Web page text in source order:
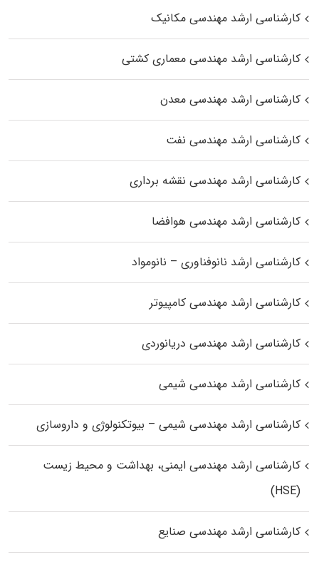
کارشناسی ارشد مهندسی مکانیک
کارشناسی ارشد مهندسی معماری کشتی
کارشناسی ارشد مهندسی معدن
کارشناسی ارشد مهندسی نفت
کارشناسی ارشد مهندسی نقشه برداری
کارشناسی ارشد مهندسی هوافضا
کارشناسی ارشد نانوفناوری – نانومواد
کارشناسی ارشد مهندسی کامپیوتر
کارشناسی ارشد مهندسی دریانوردی
کارشناسی ارشد مهندسی شیمی
کارشناسی ارشد مهندسی شیمی – بیوتکنولوژی و داروسازی
کارشناسی ارشد مهندسی ایمنی، بهداشت و محیط زیست
(HSE)
کارشناسی ارشد مهندسی صنایع